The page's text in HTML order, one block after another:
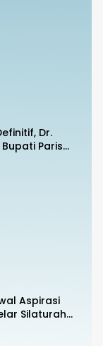
Dr.
Paris
Aspirasi
Silaturahmi
Parepare